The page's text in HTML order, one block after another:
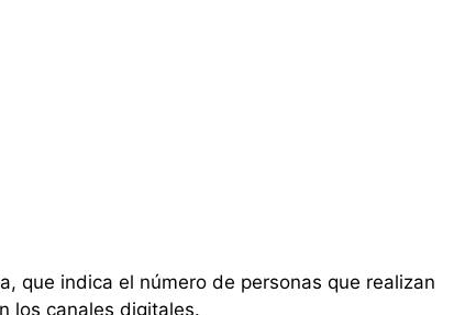
que indica el número de personas que realizan
los canales digitales.